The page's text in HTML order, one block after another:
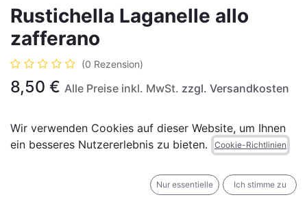
Rustichella Laganelle allo
zafferano
(0 Rezension)
8,50 € Alle Preise inkl. MwSt. zzgl. Versandkosten
Wir verwenden Cookies auf dieser Website, um Ihnen
ein besseres Nutzererlebnis zu bieten.
Cookie-Richtlinien
Nur essentielle Ich stimme zu